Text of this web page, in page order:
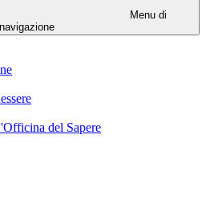
Menu di
navigazione
del Sapere